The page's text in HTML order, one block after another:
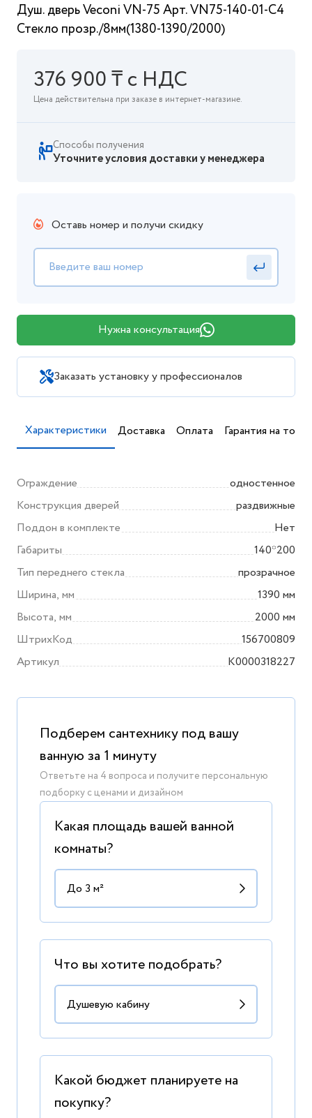
Душ. дверь Veconi VN-75 Арт. VN75-140-01-C4
Стекло прозр./8мм(1380-1390/2000)
376 900 ₸ с НДС
Цена действительна при заказе в интернет-магазине.
Способы получения
Уточните условия доставки у менеджера
Оставь номер и получи скидку
Нужна консультация
Заказать установку у профессионалов
Характеристики Доставка Оплата Гарантия на товар
Ограждение
одностенное
Конструкция дверей
раздвижные
Поддон в комплекте
Нет
Габариты
140*200
Тип переднего стекла
прозрачное
Ширина, мм
1390 мм
Высота, мм
2000 мм
ШтрихКод
156700809
Артикул
K0000318227
Подберем сантехнику под вашу
ванную за 1 минуту
Ответьте на 4 вопроса и получите персональную
подборку с ценами и дизайном
Какая площадь вашей ванной
комнаты?
Что вы хотите подобрать?
Какой бюджет планируете на
покупку?